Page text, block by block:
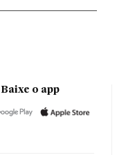
Baixe o app